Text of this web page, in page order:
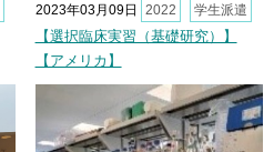
2023年03月09日 2022 学生派遣
【選択臨床実習（基礎研究）】
【アメリカ】